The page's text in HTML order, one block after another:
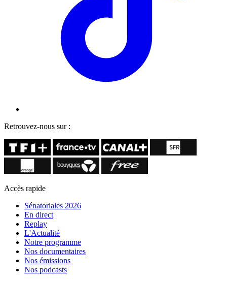
Retrouvez-nous sur :
Accès rapide
Sénatoriales 2026
En direct
Replay
L'Actualité
Notre programme
Nos documentaires
Nos émissions
Nos podcasts